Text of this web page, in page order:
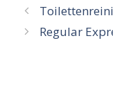
Regular